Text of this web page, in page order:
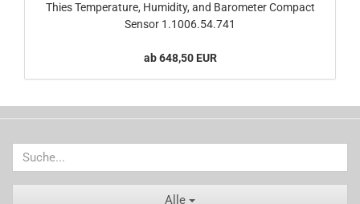
Thies Temperature, Humidity, and Barometer Compact
Sensor 1.1006.54.741
ab 648,50 EUR
Alle